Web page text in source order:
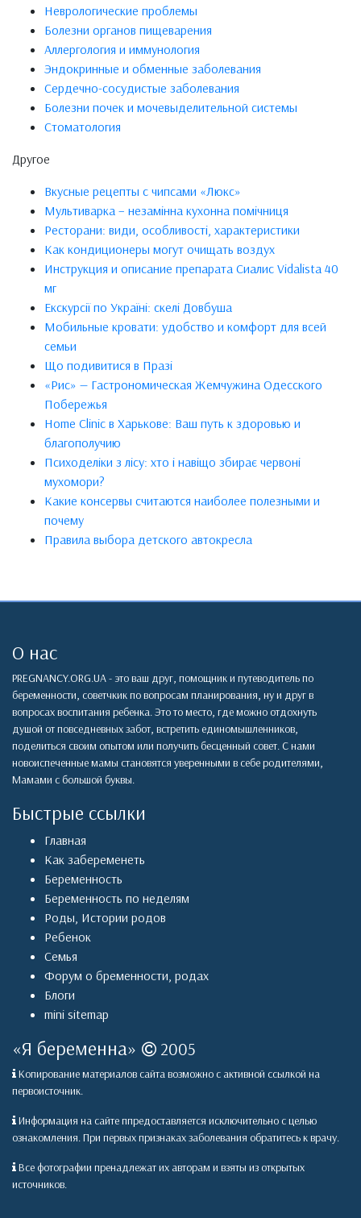
Неврологические проблемы
Болезни органов пищеварения
Аллергология и иммунология
Эндокринные и обменные заболевания
Сердечно-сосудистые заболевания
Болезни почек и мочевыделительной системы
Стоматология
Другое
Вкусные рецепты с чипсами «Люкс»
Мультиварка – незамінна кухонна помічниця
Ресторани: види, особливості, характеристики
Как кондиционеры могут очищать воздух
Инструкция и описание препарата Сиалис Vidalista 40
мг
Екскурсії по Україні: скелі Довбуша
Мобильные кровати: удобство и комфорт для всей
семьи
Що подивитися в Празі
«Рис» — Гастрономическая Жемчужина Одесского
Побережья
Home Clinic в Харькове: Ваш путь к здоровью и
благополучию
Психоделіки з лісу: хто і навіщо збирає червоні
мухомори?
Какие консервы считаются наиболее полезными и
почему
Правила выбора детского автокресла
О нас
PREGNANCY.ORG.UA - это ваш друг, помощник и путеводитель по
беременности, советчкик по вопросам планирования, ну и друг в
вопросах воспитания ребенка. Это то место, где можно отдохнуть
душой от повседневных забот, встретить единомышленников,
поделиться своим опытом или получить бесценный совет. С нами
новоиспеченные мамы становятся уверенными в себе родителями,
Мамами с большой буквы.
Быстрые ссылки
Главная
Как забеременеть
Беременность
Беременность по неделям
Роды Истории родов
Ребенок
Семья
Форум о бременности, родах
Блоги
mini sitemap
«Я беременна» 2005
Копирование материалов сайта возможно с активной ссылкой на
первоисточник.
Информация на сайте ппредоставляется исключительно с целью
ознакомления. При первых признаках заболевания обратитесь к врачу.
Все фотографии пренадлежат их авторам и взяты из открытых
источников.